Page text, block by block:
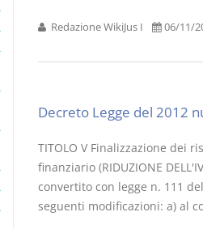
Redazione WikiJus I 06/11/
Decreto Legge del 2012
TITOLO V Finalizzazione dei
finanziario (RIDUZIONE
convertito con legge n. 111
seguenti modificazioni: a) al